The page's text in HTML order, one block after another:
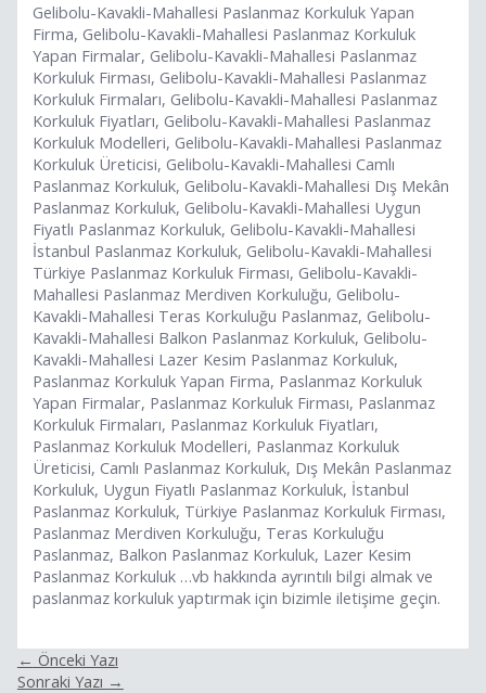
Gelibolu-Kavakli-Mahallesi Paslanmaz Korkuluk Yapan
Firma, Gelibolu-Kavakli-Mahallesi Paslanmaz Korkuluk
Yapan Firmalar, Gelibolu-Kavakli-Mahallesi Paslanmaz
Korkuluk Firması, Gelibolu-Kavakli-Mahallesi Paslanmaz
Korkuluk Firmaları, Gelibolu-Kavakli-Mahallesi Paslanmaz
Korkuluk Fiyatları, Gelibolu-Kavakli-Mahallesi Paslanmaz
Korkuluk Modelleri, Gelibolu-Kavakli-Mahallesi Paslanmaz
Korkuluk Üreticisi, Gelibolu-Kavakli-Mahallesi Camlı
Paslanmaz Korkuluk, Gelibolu-Kavakli-Mahallesi Dış Mekân
Paslanmaz Korkuluk, Gelibolu-Kavakli-Mahallesi Uygun
Fiyatlı Paslanmaz Korkuluk, Gelibolu-Kavakli-Mahallesi
İstanbul Paslanmaz Korkuluk, Gelibolu-Kavakli-Mahallesi
Türkiye Paslanmaz Korkuluk Firması, Gelibolu-Kavakli-
Mahallesi Paslanmaz Merdiven Korkuluğu, Gelibolu-
Kavakli-Mahallesi Teras Korkuluğu Paslanmaz, Gelibolu-
Kavakli-Mahallesi Balkon Paslanmaz Korkuluk, Gelibolu-
Kavakli-Mahallesi Lazer Kesim Paslanmaz Korkuluk,
Paslanmaz Korkuluk Yapan Firma, Paslanmaz Korkuluk
Yapan Firmalar, Paslanmaz Korkuluk Firması, Paslanmaz
Korkuluk Firmaları, Paslanmaz Korkuluk Fiyatları,
Paslanmaz Korkuluk Modelleri, Paslanmaz Korkuluk
Üreticisi, Camlı Paslanmaz Korkuluk, Dış Mekân Paslanmaz
Korkuluk, Uygun Fiyatlı Paslanmaz Korkuluk, İstanbul
Paslanmaz Korkuluk, Türkiye Paslanmaz Korkuluk Firması,
Paslanmaz Merdiven Korkuluğu, Teras Korkuluğu
Paslanmaz, Balkon Paslanmaz Korkuluk, Lazer Kesim
Paslanmaz Korkuluk …vb hakkında ayrıntılı bilgi almak ve
paslanmaz korkuluk yaptırmak için bizimle iletişime geçin.
← Önceki Yazı
Sonraki Yazı →